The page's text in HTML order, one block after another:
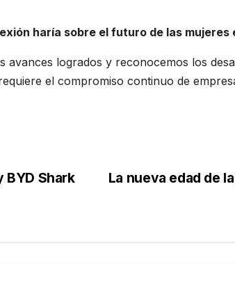
haría sobre el futuro de las
logrados y reconocemos los
el compromiso continuo de
La nueva edad de
BYD Shark